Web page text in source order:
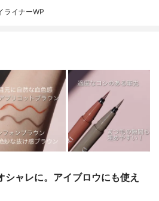
ライナーWP
シャレに。アイブロウにも使え